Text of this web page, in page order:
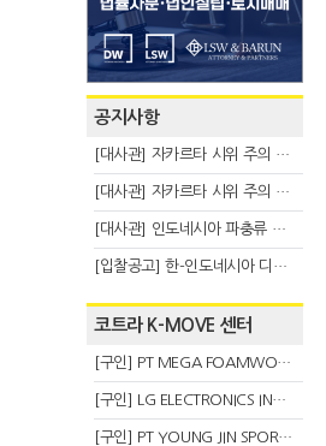
공지사항
[대사관] 자카르타 시위 주의 안내(8.6)
[대사관] 자카르타 시위 주의 안내(8.3)
[대사관] 인도네시아 파충류 불법 반출 주의 (7.29)
[입찰공고] 한-인도네시아 디지털융복합 탈 전시회
코트라 K-MOVE 센터
[구인] PT MEGA FOAMWORKS INDONESIA
[구인] LG ELECTRONICS INDONESIA
[구인] PT YOUNG JIN SPORT INDONESIA